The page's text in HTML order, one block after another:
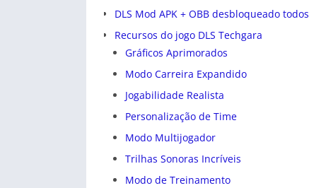
DLS Mod APK + OBB desbloqueado todos
Recursos do jogo DLS Techgara
Gráficos Aprimorados
Modo Carreira Expandido
Jogabilidade Realista
Personalização de Time
Modo Multijogador
Trilhas Sonoras Incríveis
Modo de Treinamento